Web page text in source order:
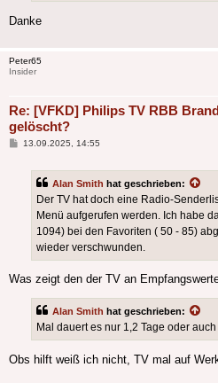
Danke
Peter65
Insider
Re: [VFKD] Philips TV RBB
gelöscht?
Beitrag
13.09.2025, 14:55
Alan Smith hat geschrieben:
Der TV hat doch eine Radio-
Menü aufgerufen werden. Ich habe
1094) bei den Favoriten ( 50 - 85)
wieder verschwunden.
Was zeigt den der TV an
Alan Smith hat geschrieben:
Mal dauert es nur 1,2 Tage oder
Obs hilft weiß ich nicht, TV mal auf